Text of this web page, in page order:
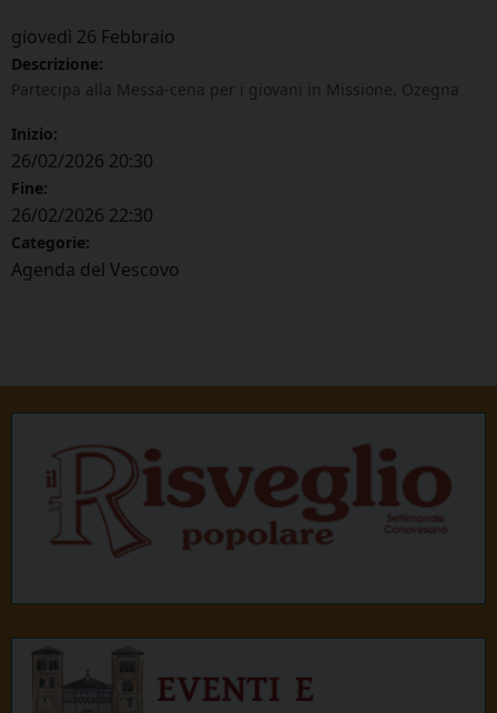
giovedì 26 Febbraio
Descrizione:
Partecipa alla Messa-cena per i giovani in Missione. Ozegna
Inizio:
26/02/2026 20:30
Fine:
26/02/2026 22:30
Categorie:
Agenda del Vescovo